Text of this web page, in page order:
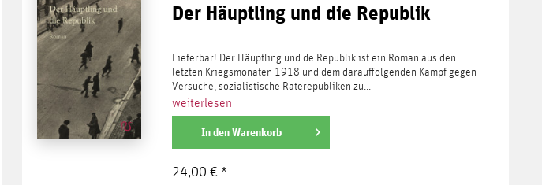
Der Häuptling und die Republik
Lieferbar! Der Häuptling und de Republik ist ein Roman aus den
letzten Kriegsmonaten 1918 und dem darauffolgenden Kampf gegen
Versuche, sozialistische Räterepubliken zu...
weiterlesen
In denWarenkorb
24,00 € *